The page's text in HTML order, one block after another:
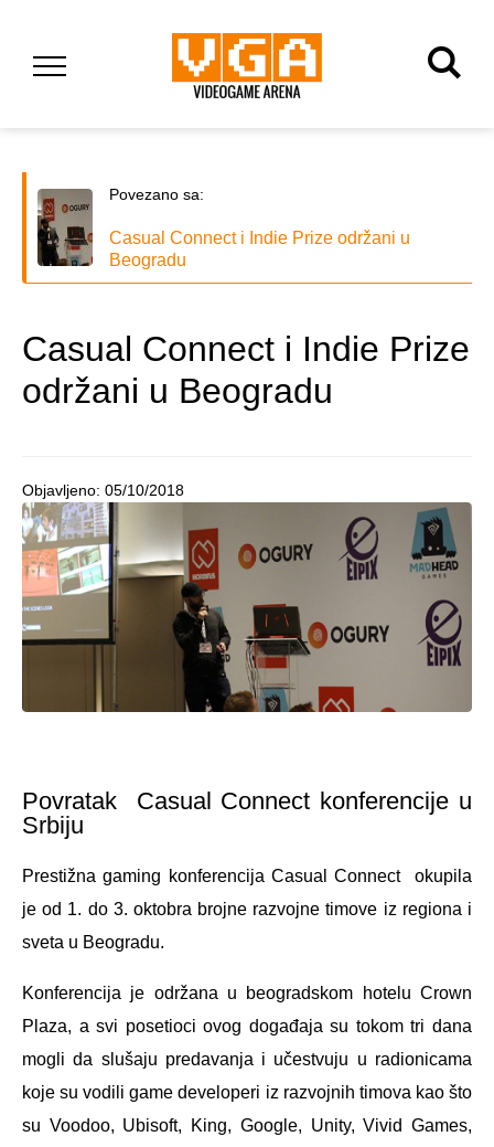
Povezano sa:
Casual Connect i Indie Prize održani u
Beogradu
Casual Connect i Indie Prize
održani u Beogradu
Objavljeno: 05/10/2018
Povratak Casual Connect konferencije u
Srbiju
Prestižna gaming konferencija Casual Connect okupila
je od 1. do 3. oktobra brojne razvojne timove iz regiona i
sveta u Beogradu.
Konferencija je održana u beogradskom hotelu Crown
Plaza, a svi posetioci ovog događaja su tokom tri dana
mogli da slušaju predavanja i učestvuju u radionicama
koje su vodili game developeri iz razvojnih timova kao što
su Voodoo, Ubisoft, King, Google, Unity, Vivid Games,